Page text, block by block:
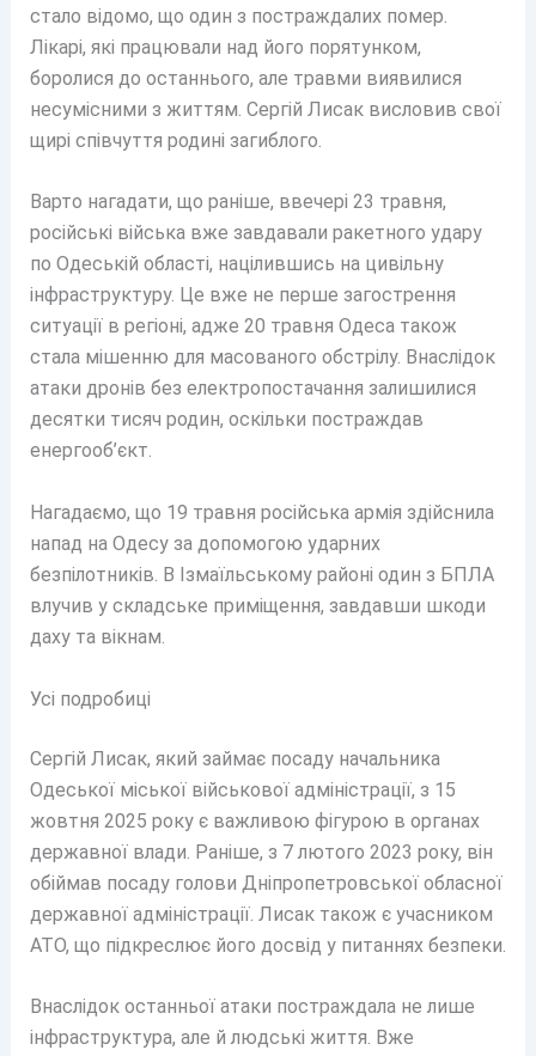
стало відомо, що один з постраждалих помер.
Лікарі, які працювали над його порятунком,
боролися до останнього, але травми виявилися
несумісними з життям. Сергій Лисак висловив свої
щирі співчуття родині загиблого.
Варто нагадати, що раніше, ввечері 23 травня,
російські війська вже завдавали ракетного удару
по Одеській області, націлившись на цивільну
інфраструктуру. Це вже не перше загострення
ситуації в регіоні, адже 20 травня Одеса також
стала мішенню для масованого обстрілу. Внаслідок
атаки дронів без електропостачання залишилися
десятки тисяч родин, оскільки постраждав
енергооб’єкт.
Нагадаємо, що 19 травня російська армія здійснила
напад на Одесу за допомогою ударних
безпілотників. В Ізмаїльському районі один з БПЛА
влучив у складське приміщення, завдавши шкоди
даху та вікнам.
Усі подробиці
Сергій Лисак, який займає посаду начальника
Одеської міської військової адміністрації, з 15
жовтня 2025 року є важливою фігурою в органах
державної влади. Раніше, з 7 лютого 2023 року, він
обіймав посаду голови Дніпропетровської обласної
державної адміністрації. Лисак також є учасником
АТО, що підкреслює його досвід у питаннях безпеки.
Внаслідок останньої атаки постраждала не лише
інфраструктура, але й людські життя. Вже